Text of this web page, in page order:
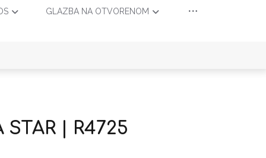
GLAZBA NA OTVORENOM
STAR | R4725